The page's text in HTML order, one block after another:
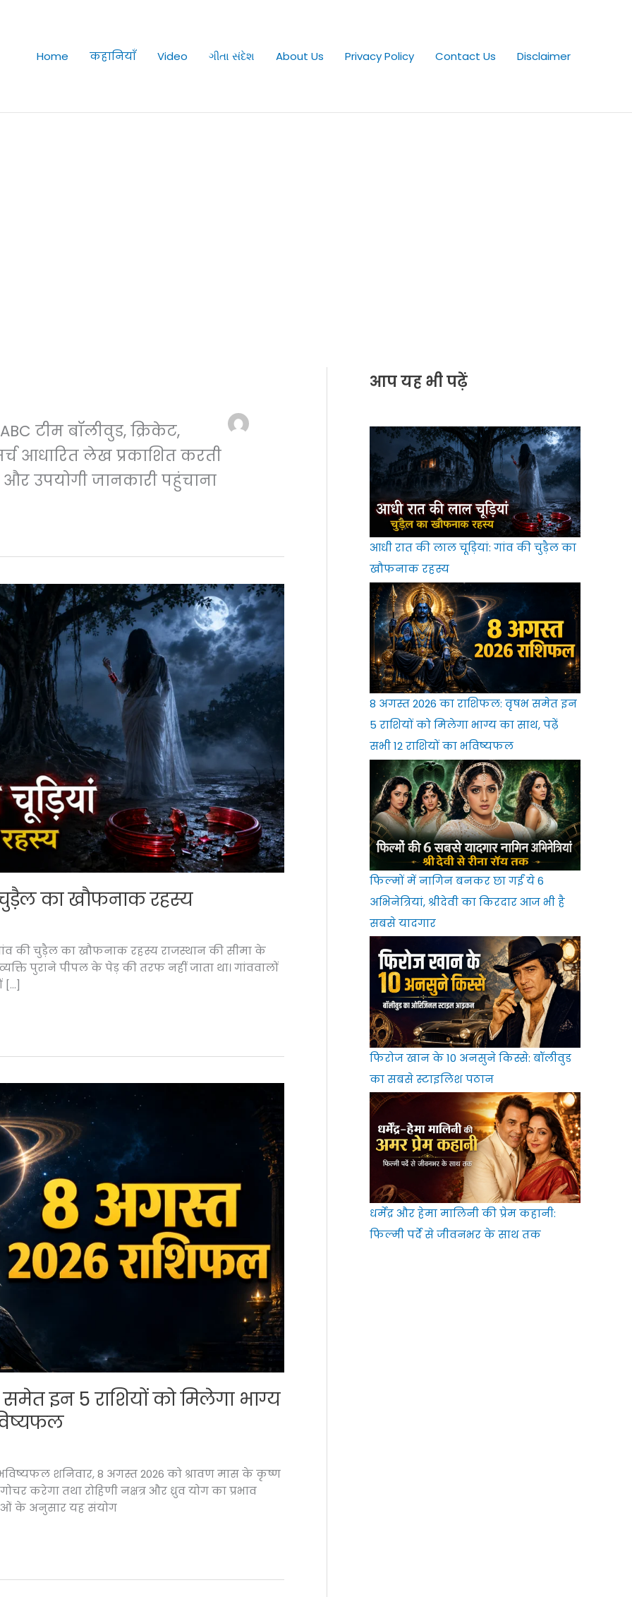
Home कहानियाँ Video ગીતા સંદેશ About Us Privacy Policy Contact Us Disclaimer
टीम बॉलीवुड, क्रिकेट,
आधारित लेख प्रकाशित करती
उपयोगी जानकारी पहुंचाना
चुड़ैल का खौफनाक रहस्य
की चुड़ैल का खौफनाक रहस्य राजस्थान की सीमा के
पुराने पीपल के पेड़ की तरफ नहीं जाता था। गांववालों
[…]
इन 5 राशियों को मिलेगा भाग्य
शनिवार, 8 अगस्त 2026 को श्रावण मास के कृष्ण
करेगा तथा रोहिणी नक्षत्र और ध्रुव योग का प्रभाव
के अनुसार यह संयोग
आप यह भी पढ़ें
आधी रात की लाल चूड़ियां: गांव की चुड़ैल का
खौफनाक रहस्य
8 अगस्त 2026 का राशिफल: वृषभ समेत इन
5 राशियों को मिलेगा भाग्य का साथ, पढ़ें
सभी 12 राशियों का भविष्यफल
फिल्मों में नागिन बनकर छा गईं ये 6
अभिनेत्रियां, श्रीदेवी का किरदार आज भी है
सबसे यादगार
फिरोज खान के 10 अनसुने किस्से: बॉलीवुड
का सबसे स्टाइलिश पठान
धर्मेंद्र और हेमा मालिनी की प्रेम कहानी:
फिल्मी पर्दे से जीवनभर के साथ तक